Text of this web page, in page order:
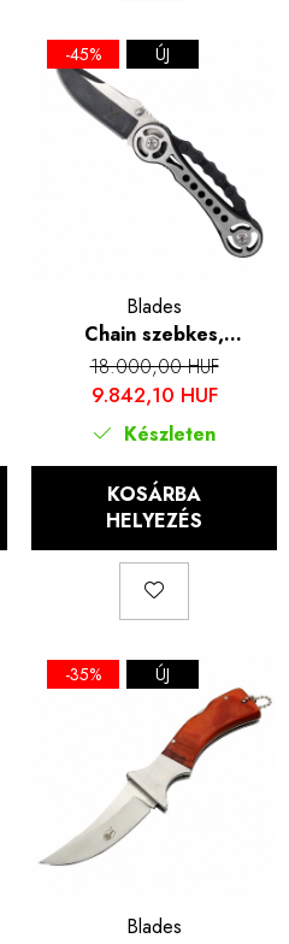
-45% ÚJ
Blades
Chain szebkes,
kempingezés és túrázás,
Acél 7Cr13Mov, Acéllánc
18.000,00 HUF
9.842,10 HUF
Készleten
KOSÁRBA
HELYEZÉS
-35% ÚJ
Blades